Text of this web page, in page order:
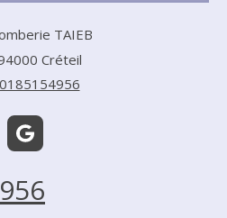
TAIEB
Créteil
0185154956